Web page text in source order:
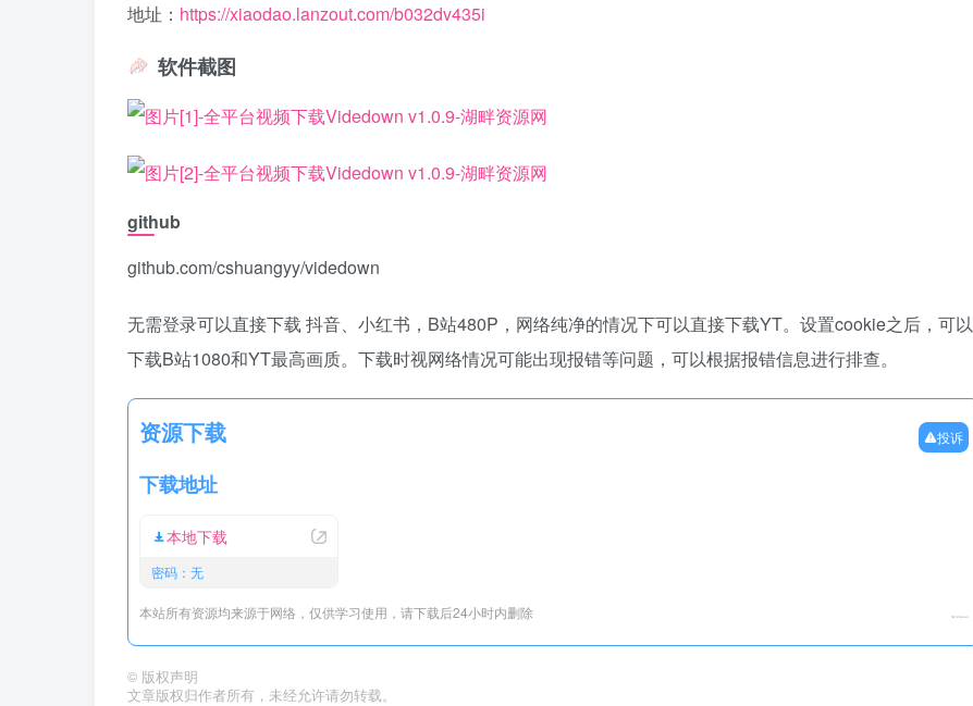
地址： https://xiaodao.lanzout.com/b032dv435i
软件截图
github
github.com/cshuangyy/videdown
无需登录可以直接下载 抖音、小红书，B站480P，网络纯净的情况下可以直接下载YT。设置cookie之后，可以
下载B站1080和YT最高画质。下载时视网络情况可能出现报错等问题，可以根据报错信息进行排查。
资源下载 投诉
下载地址
本地下载
密码：无
本站所有资源均来源于网络，仅供学习使用，请下载后24小时内删除
© 版权声明
文章版权归作者所有，未经允许请勿转载。